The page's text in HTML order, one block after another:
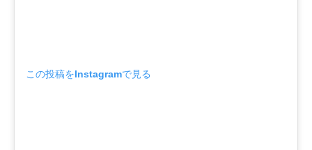
この投稿をInstagramで見る